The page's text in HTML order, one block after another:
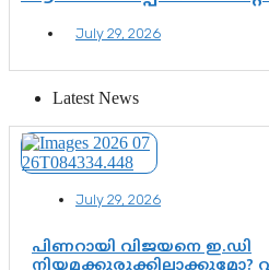
ഗുരുപൂർണിമ ആഘോഷം
July 29, 2026
Latest News
July 29, 2026
പിണറായി വിജയനെ ഇ.ഡി
നിയമക്കുരുക്കിലാക്കുമോ?